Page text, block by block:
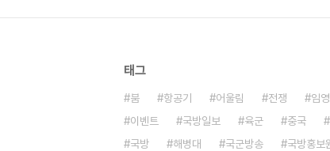
태그
붐 항공기 어울림 전쟁 임
이벤트
국방일보 육군 중국
국방
해병대 국군방송 국방홍보